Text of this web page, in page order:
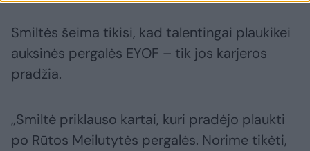
Smiltės šeima tikisi, kad talentingai plaukikei
auksinės pergalės EYOF – tik jos karjeros
pradžia.
„Smiltė priklauso kartai, kuri pradėjo plaukti
po Rūtos Meilutytės pergalės. Norime tikėti,